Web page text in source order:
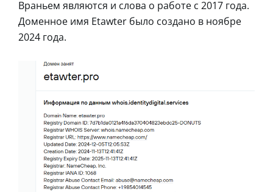
Враньем являются и слова о работе с 2017 года.
Доменное имя Etawter было создано в ноябре
2024 года.